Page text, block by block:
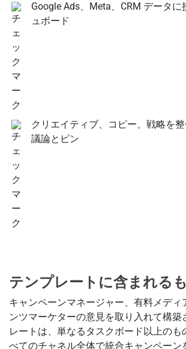
Google Ads、Meta、CRM データ
ュボード
クリエイティブ、コピー、戦略を
議論とピン
テンプレートに含まれる
キャンペーンマネージャー、有料メディ
ンツマーケターの意見を取り入れて構築
レートは、単なるタスクボード以上のも
べてのチャネル全体で統合キャンペーン